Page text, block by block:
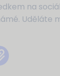
na
Uděláte